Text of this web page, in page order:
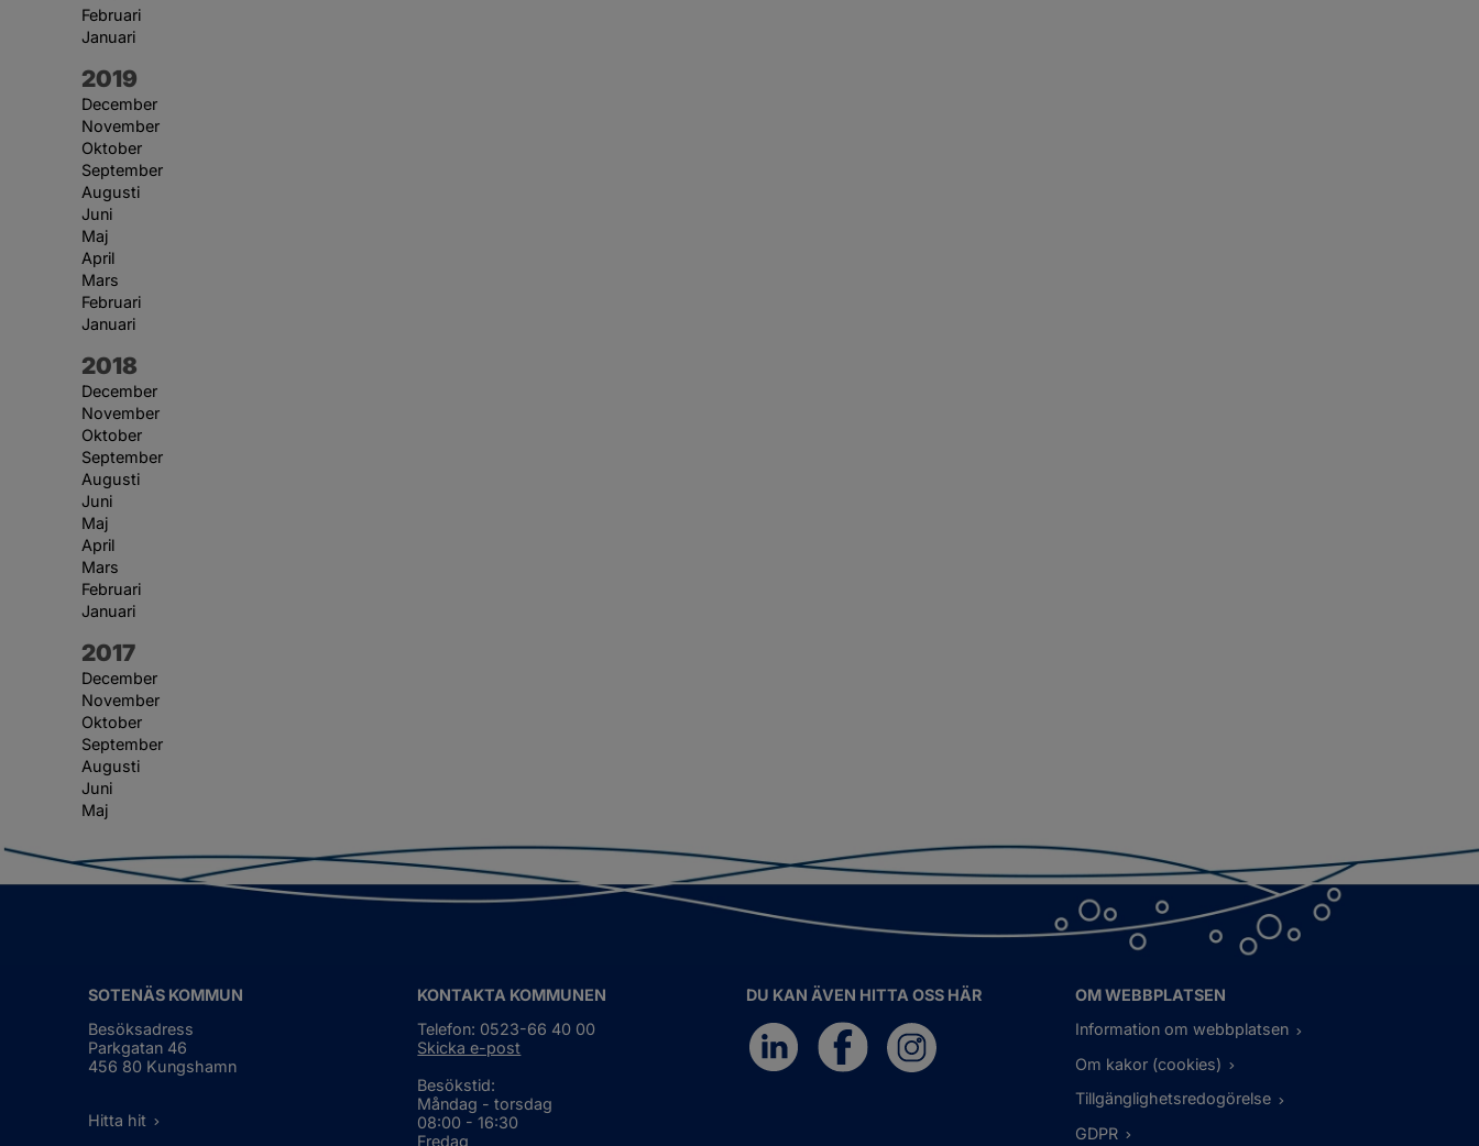
Februari
Januari
År:
2019
December
November
Oktober
September
Augusti
Juni
Maj
April
Mars
Februari
Januari
År:
2018
December
November
Oktober
September
Augusti
Juni
Maj
April
Mars
Februari
Januari
År:
2017
December
November
Oktober
September
Augusti
Juni
Maj
SOTENÄS KOMMUN
Besöksadress
Parkgatan 46
456 80 Kungshamn
Hitta hit
KONTAKTA KOMMUNEN
Telefon: 0523-66 40 00
Skicka e-post
Besökstid:
Måndag - torsdag
08:00 - 16:30
Fredag
DU KAN ÄVEN HITTA OSS HÄR
OM WEBBPLATSEN
Information om webbplatsen
Om kakor (cookies)
Tillgänglighetsredogörelse
GDPR